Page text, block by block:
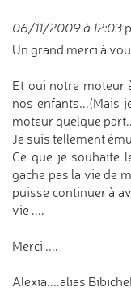
06/11/2009 à 12:03
Un grand merci à
Et oui notre moteur
nos enfants...(Mais
moteur quelque
Je suis tellement
Ce que je souhaite
gache pas la vie de
puisse continuer à
vie ....
Merci ....
Alexia....alias